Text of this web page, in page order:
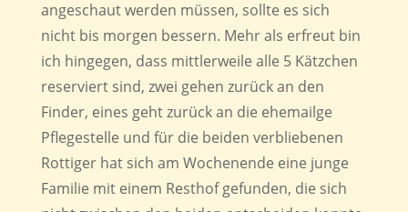
angeschaut werden müssen, sollte es sich
nicht bis morgen bessern. Mehr als erfreut bin
ich hingegen, dass mittlerweile alle 5 Kätzchen
reserviert sind, zwei gehen zurück an den
Finder, eines geht zurück an die ehemailge
Pflegestelle und für die beiden verbliebenen
Rottiger hat sich am Wochenende eine junge
Familie mit einem Resthof gefunden, die sich